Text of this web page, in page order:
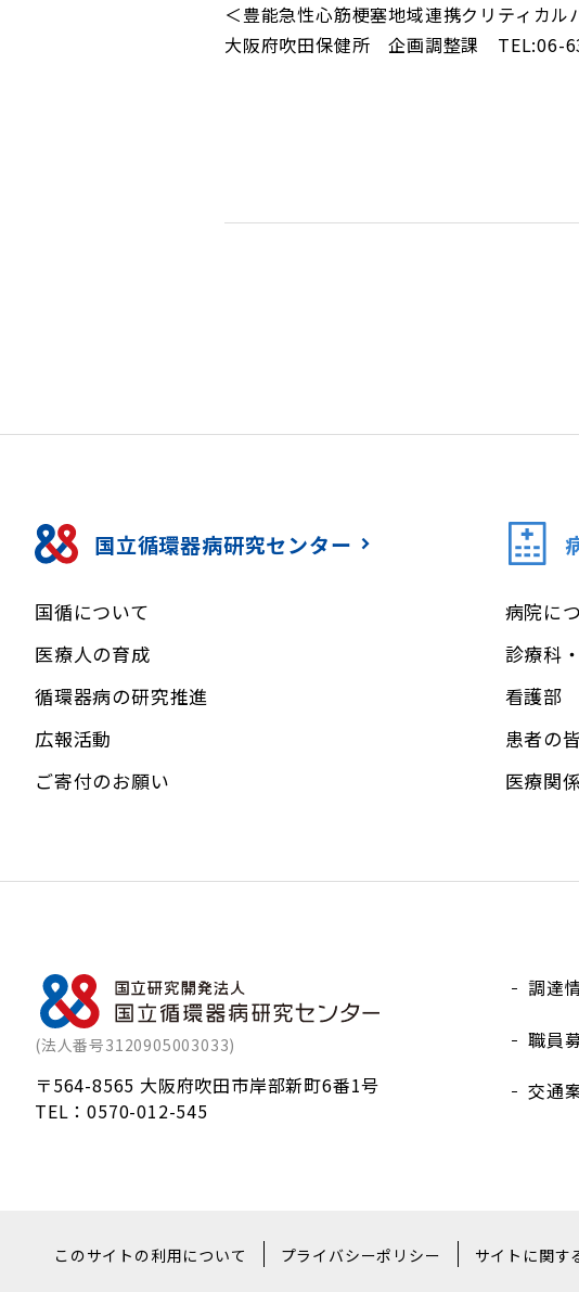
＜豊能急性心筋梗塞地域連携クリティカル
大阪府吹田保健所 企画調整課 TEL:06-
国立循環器病研究センター
国循について
医療人の育成
循環器病の研究推進
広報活動
ご寄付のお願い
病院に
診療科
看護部
患者の
医療関
(法人番号3120905003033)
〒564-8565 大阪府吹田市岸部新町6番1号
TEL：0570-012-545
調達
職員
交通
このサイトの利用について プライバシーポリシー サイトに関す